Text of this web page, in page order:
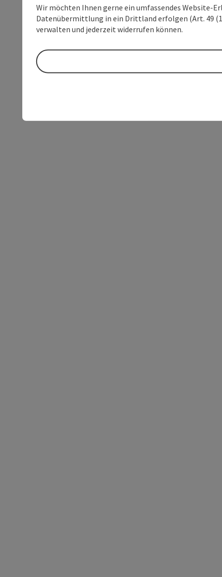
Wir möchten Ihnen gerne ein umfassendes Website-
Datenübermittlung in ein Drittland erfolgen (Art. 49
verwalten und jederzeit widerrufen können.